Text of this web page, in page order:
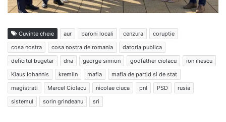
Cuvinte cheie aur baroni locali cenzura
coruptie
cosa nostra
cosa nostra de romania
datoria publica
deficitul bugetar
dna george simion godfather ciolacu
ion iliescu
Klaus Iohannis
kremlin mafia
mafia de partid si de stat
magistrati
Marcel Ciolacu nicolae ciuca pnl PSD
rusia
sistemul
sorin grindeanu sri